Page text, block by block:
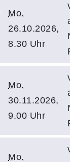
Mo.
26.10.2026,
8.30 Uhr
Mo.
30.11.2026,
9.00 Uhr
Mo.